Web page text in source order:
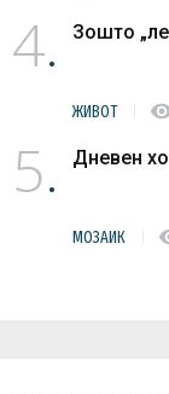
4 Зошто
ЖИВОТ
5 Дневен
МОЗАИК